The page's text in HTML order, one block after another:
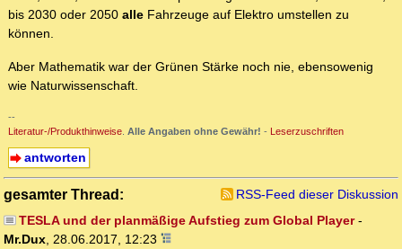
bis 2030 oder 2050 alle Fahrzeuge auf Elektro umstellen zu
können.
Aber Mathematik war der Grünen Stärke noch nie, ebensowenig
wie Naturwissenschaft.
--
Literatur-/Produkthinweise. Alle Angaben ohne Gewähr! - Leserzuschriften
antworten
gesamter Thread:
RSS-Feed dieser Diskussion
TESLA und der planmäßige Aufstieg zum Global Player-
Mr.Dux, 28.06.2017, 12:23